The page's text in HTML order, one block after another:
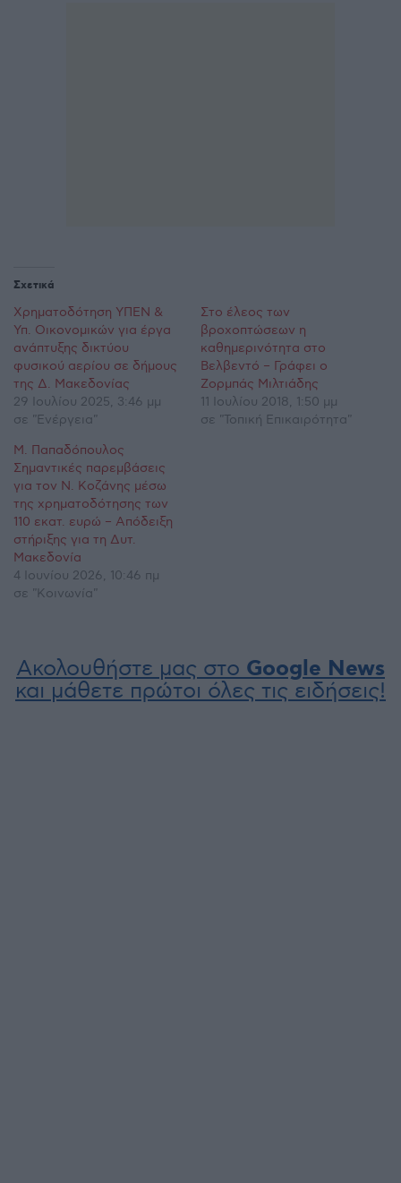
Σχετικά
Χρηματοδότηση ΥΠΕΝ &
Υπ. Οικονομικών για έργα
ανάπτυξης δικτύου
φυσικού αερίου σε δήμους
της Δ. Μακεδονίας
29 Ιουλίου 2025, 3:46 μμ
σε "Ενέργεια"
Στο έλεος των
βροχοπτώσεων η
καθημερινότητα στο
Βελβεντό – Γράφει ο
Ζορμπάς Μιλτιάδης
11 Ιουλίου 2018, 1:50 μμ
σε "Τοπική Επικαιρότητα"
Μ. Παπαδόπουλος
Σημαντικές παρεμβάσεις
για τον Ν. Κοζάνης μέσω
της χρηματοδότησης των
110 εκατ. ευρώ – Απόδειξη
στήριξης για τη Δυτ.
Μακεδονία
4 Ιουνίου 2026, 10:46 πμ
σε "Κοινωνία"
Ακολουθήστε μας στο Google News
και μάθετε πρώτοι όλες τις ειδήσεις!